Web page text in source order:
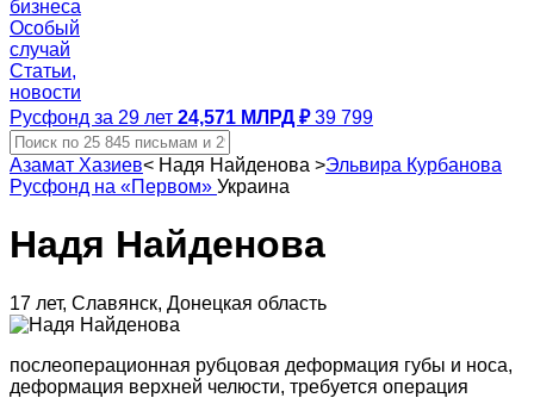
бизнеса
Особый
случай
Статьи,
новости
Русфонд за 29 лет 24,571 МЛРД ₽ 39 799
Азамат Хазиев< Надя Найденова >Эльвира Курбанова
Русфонд на «Первом» Украина
Надя Найденова
17 лет, Славянск, Донецкая область
послеоперационная рубцовая деформация губы и носа,
деформация верхней челюсти, требуется операция